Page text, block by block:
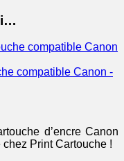
compatible Canon -
d’encre Canon
Print Cartouche !